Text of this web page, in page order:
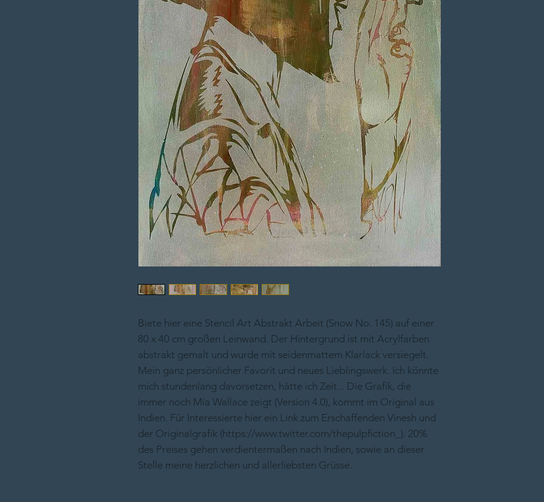
Biete hier eine Stencil Art Abstrakt Arbeit (Snow No. 145) auf einer
80 x 40 cm großen Leinwand. Der Hintergrund ist mit Acrylfarben
abstrakt gemalt und wurde mit seidenmattem Klarlack versiegelt.
Mein ganz persönlicher Favorit und neues Lieblingswerk. Ich könnte
mich stundenlang davorsetzen, hätte ich Zeit... Die Grafik, die
immer noch Mia Wallace zeigt (Version 4.0), kommt im Original aus
Indien. Für Interessierte hier ein Link zum Erschaffenden Vinesh und
der Originalgrafik (https://www.twitter.com/thepulpfiction_). 20%
des Preises gehen verdientermaßen nach Indien, sowie an dieser
Stelle meine herzlichen und allerliebsten Grüsse.